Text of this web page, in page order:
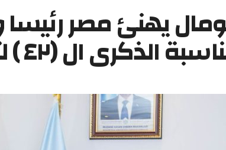
يهنئ مصر
ال (٤٢ ) لتحرير سيناء